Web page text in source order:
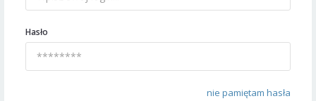
Hasło
nie pamiętam hasła